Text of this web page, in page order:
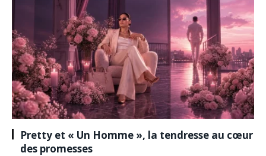
Pretty et « Un Homme », la tendresse au cœur
des promesses